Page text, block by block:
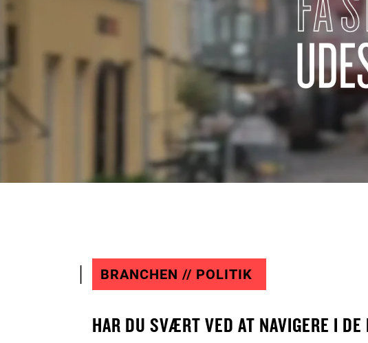
BRANCHEN // POLITIK
HAR DU SVÆRT VED AT NAVIGERE I